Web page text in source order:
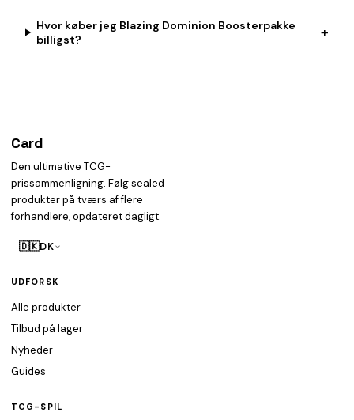
Hvor køber jeg Blazing Dominion Boosterpakke
billigst?
+
Card
Den ultimative TCG-
prissammenligning. Følg sealed
produkter på tværs af flere
forhandlere, opdateret dagligt.
🇩🇰DK
UDFORSK
Alle produkter
Tilbud på lager
Nyheder
Guides
TCG-SPIL